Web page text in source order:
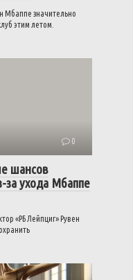
значительно
этим летом.
0
шансов
за ухода Мбаппе
«РБ Лейпциг» Рувен